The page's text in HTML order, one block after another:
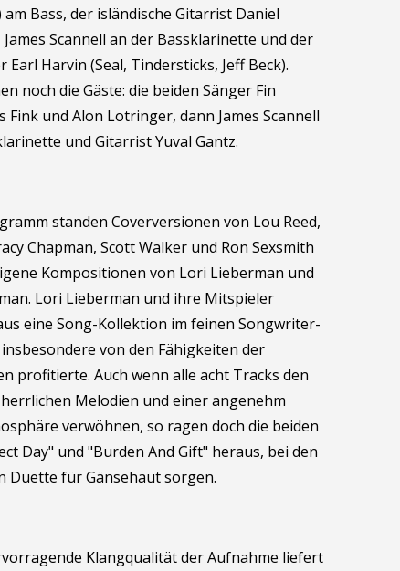
am Bass, der isländische Gitarrist Daniel
Scannell an der Bassklarinette und der
Earl Harvin (Seal, Tindersticks, Jeff Beck).
noch die Gäste: die beiden Sänger Fin
Fink und Alon Lotringer, dann James Scannell
und Gitarrist Yuval Gantz.
standen Coverversionen von Lou Reed,
Chapman, Scott Walker und Ron Sexsmith
Kompositionen von Lori Lieberman und
Lori Lieberman und ihre Mitspieler
eine Song-Kollektion im feinen Songwriter-
von den Fähigkeiten der
profitierte. Auch wenn alle acht Tracks den
Melodien und einer angenehm
verwöhnen, so ragen doch die beiden
Day" und "Burden And Gift" heraus, bei den
Duette für Gänsehaut sorgen.
Klangqualität der Aufnahme liefert